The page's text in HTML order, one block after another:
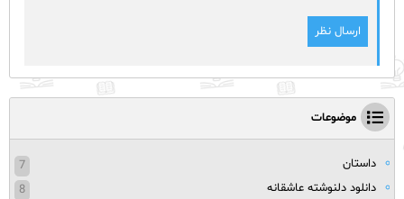
موضوعات
داستان
7
دانلود دلنوشته عاشقانه
8